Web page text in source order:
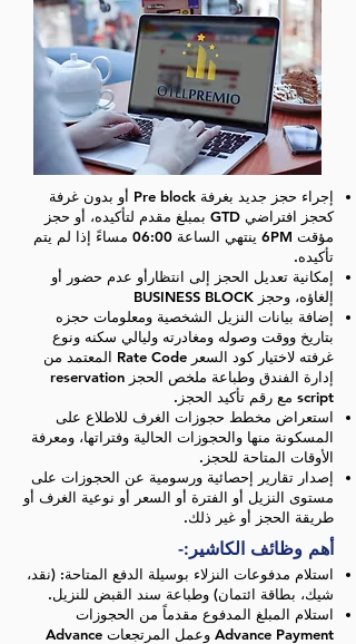
إجراء حجز جديد بغرفة Pre block أو بدون غرفة
كحجز افتراضي GTD بمبلغ مقدم لتأكيده، أو حجز
مؤقت 6PM ينتهي الساعة 06:00 مساءً إذا لم يتم
تأكيده.
إمكانية تعديل الحجز إلى انتظارأو عدم حضور أو
إلغاؤه، وحجز BUSINESS BLOCK
إضافة بيانات النزيل الشخصية ومعلومات حجزه
بتاريخ ووقت وصوله ومغادرته وليالي سكنه ونوع
غرفته لاختيار كود السعر Rate Code المعتمد من
إدارة الفندق وطباعة ملخص الحجز reservation
script مع رقم تأكيد الحجز.
استعراض مخطط حجوزات الغرف للاطلاع على
المسكونة منها والحجوزات الحالية وفتراتها، ومعرفة
الأوقات المتاحة للحجز.
إصدار تقارير إحصائية ورسومية عن الحجوزات على
مستوى النزيل أو الفترة أو السعر أو نوعية الغرف أو
طريقة الحجز أو غير ذلك.
أهم وظائف الكاشير:-
استلام مدفوعات النزلاء بوسيلة الدفع المتاحة: (نقد،
شيك، بطاقة ائتمان) وطباعة سند القبض للنزيل.
استلام المبلغ المدفوع مقدماً من الحجوزات
Advance Payment
وعمل المرتجعات Advance